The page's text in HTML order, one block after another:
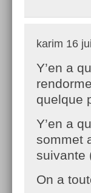
karim 16
Y’en a
quelque
Y’en a
sommet
suivante
On a